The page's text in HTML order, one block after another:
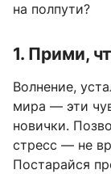
на полпути?
1. Прими,
Волнение,
мира — эти
новички.
стресс — не
Постарайся